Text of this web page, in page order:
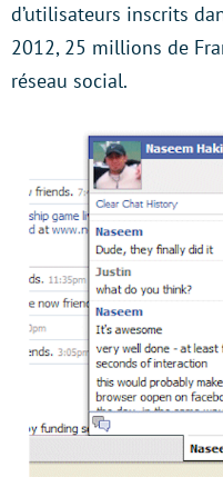
d’utilisateurs inscrits
2012, 25 millions de
réseau social.